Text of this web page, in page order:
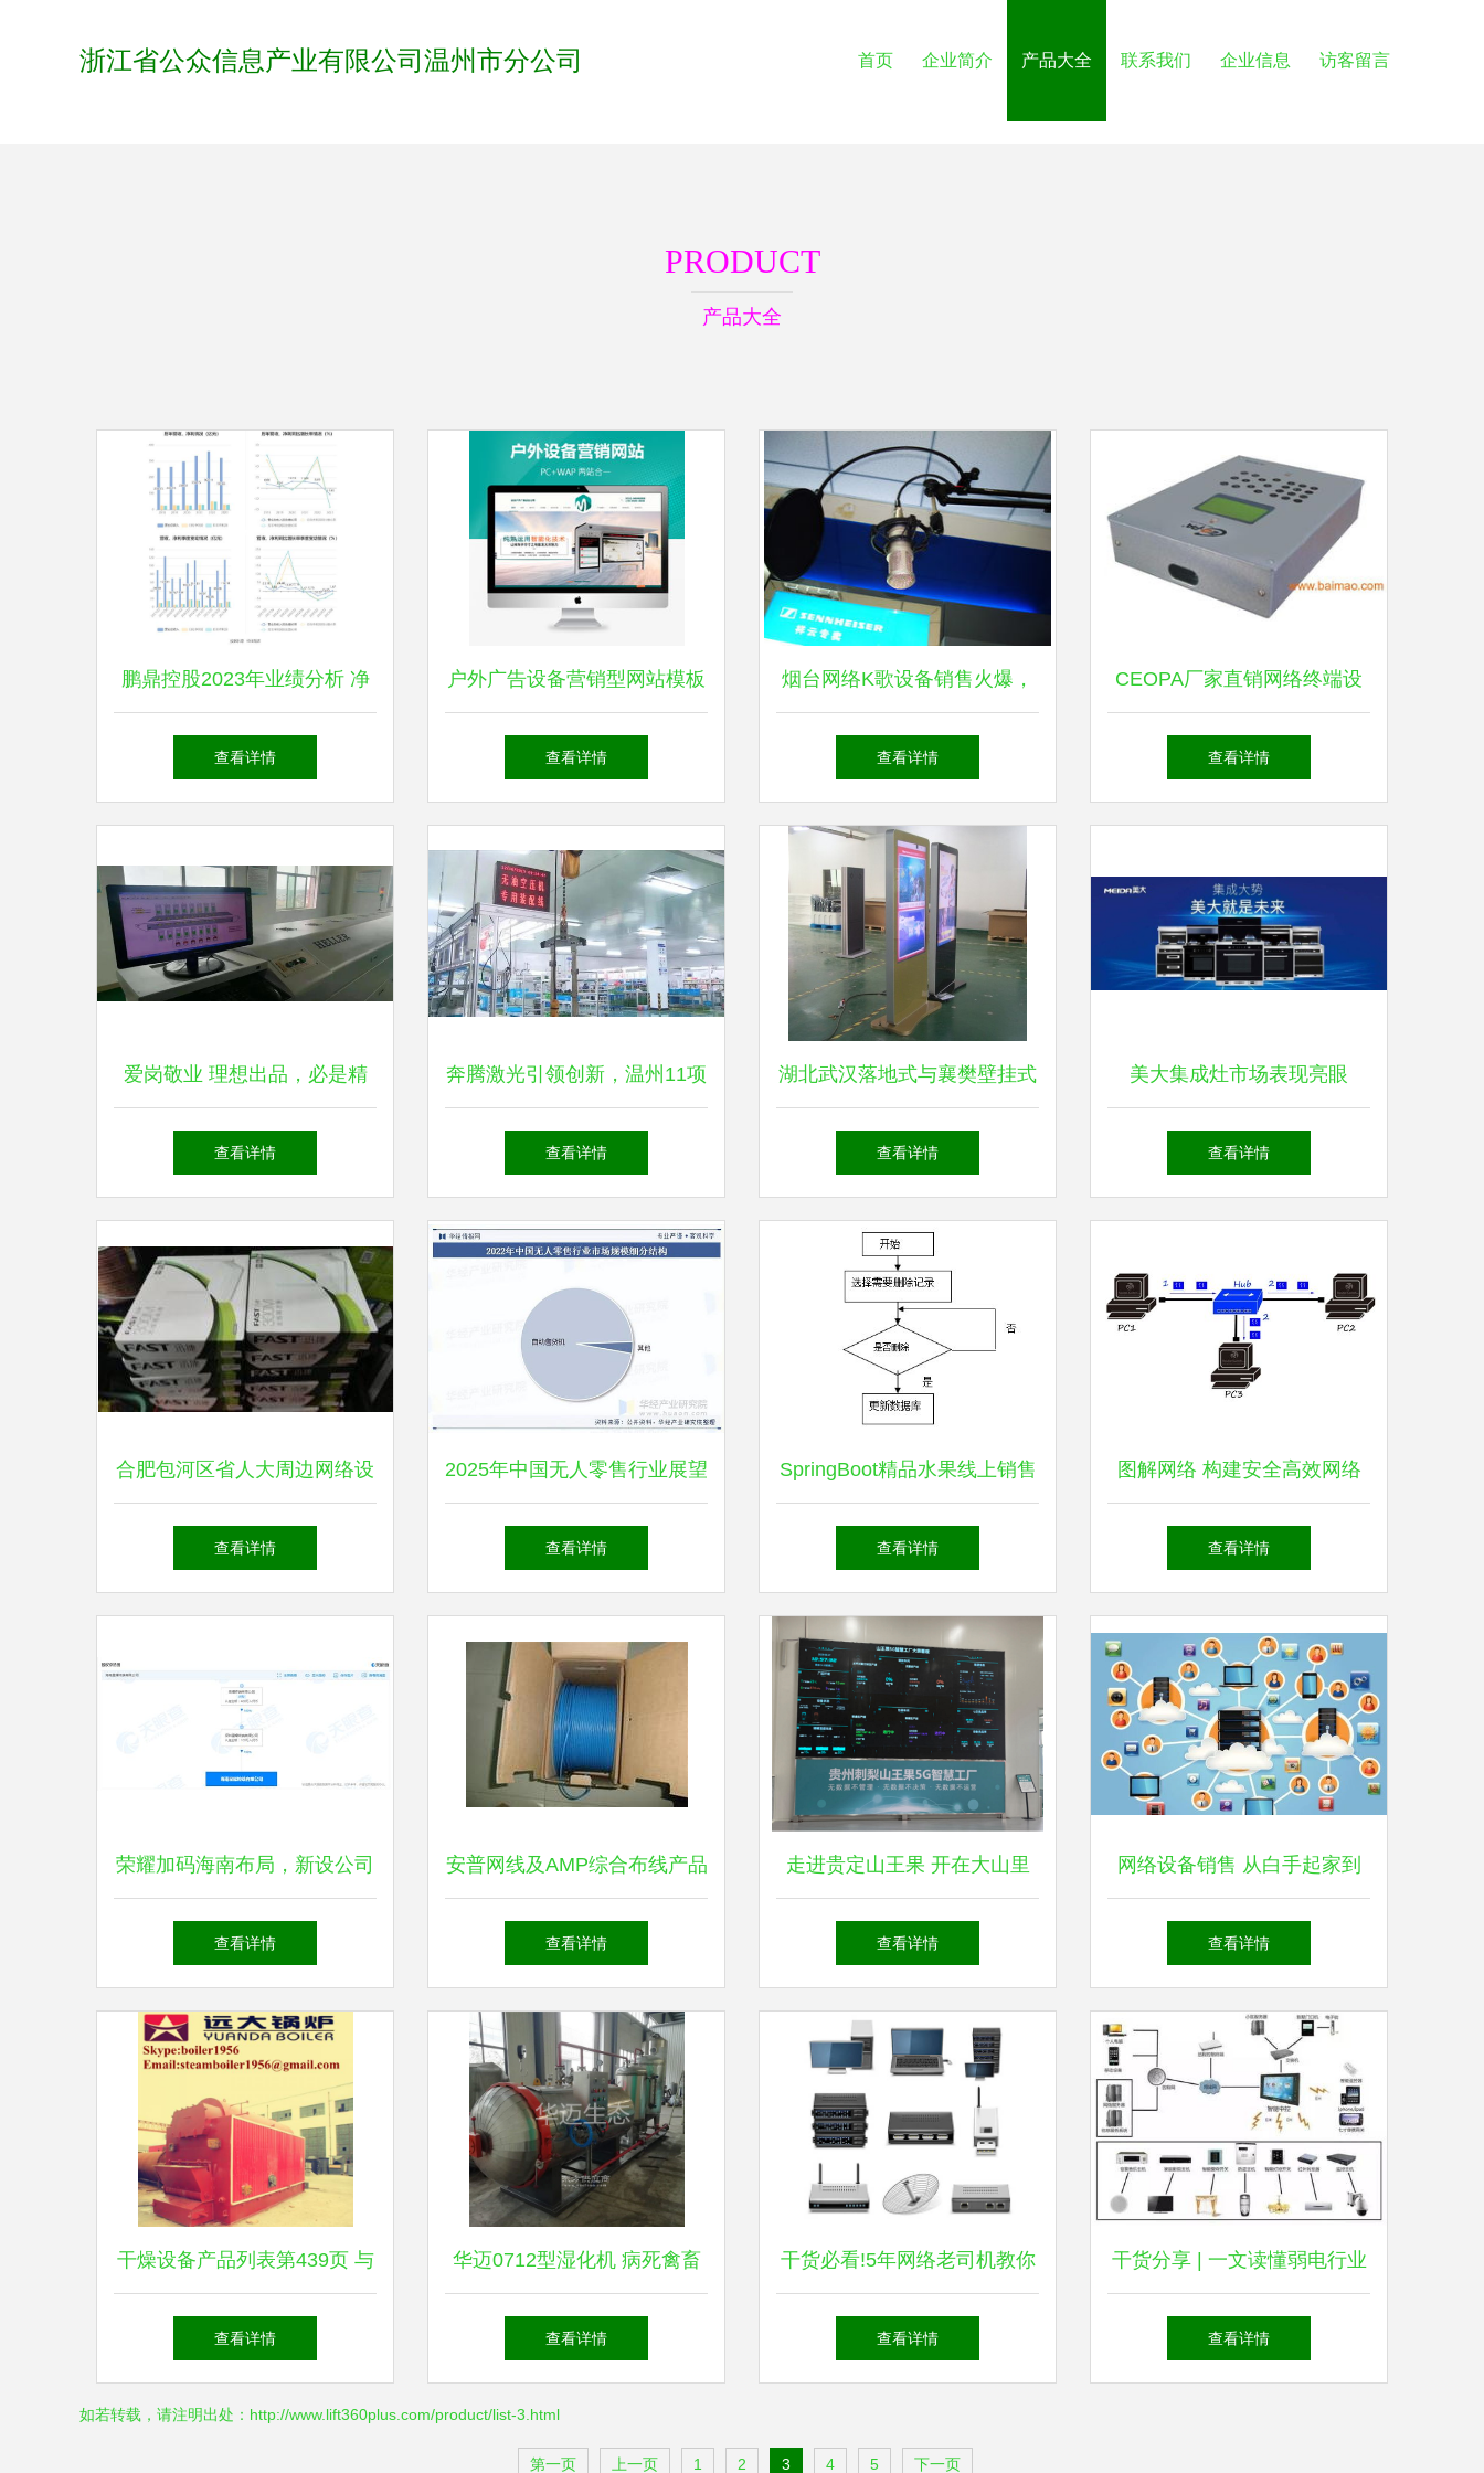
浙江省公众信息产业有限公司温州市分公司 首页 企业简介 产品大全 联系我们 企业信息 访客留言
PRODUCT
产品大全
鹏鼎控股2023年业绩分析 净
利下滑超三成，网络设备销售
查看详情
户外广告设备营销型网站模板
查看详情
烟台网络K歌设备销售火爆，
科技助力成为K歌达人新时尚
查看详情
CEOPA厂家直销网络终端设
备 优质产品，优惠价格，值
查看详情
爱岗敬业 理想出品，必是精
品——期末设备保养与网络设
查看详情
奔腾激光引领创新，温州11项
产品入选省装备制造业重点领
查看详情
湖北武汉落地式与襄樊壁挂式
楼宇广告机高清图片及供应商
查看详情
美大集成灶市场表现亮眼
2021前三季度全渠道销售额位
查看详情
合肥包河区省人大周边网络设
备销售指南 城际分类平台助
查看详情
2025年中国无人零售行业展望
市场规模、市场结构与网络设
查看详情
SpringBoot精品水果线上销售
网站的设计与实现 网络设备
查看详情
图解网络 构建安全高效网络
的必备设备与销售指南
查看详情
荣耀加码海南布局，新设公司
拓展物联网与网络设备销售
查看详情
安普网线及AMP综合布线产品
金牌代理直销，为全球网络设
查看详情
走进贵定山王果 开在大山里
的数实融合之花
查看详情
网络设备销售 从白手起家到
创业成功的偏门小生意
查看详情
干燥设备产品列表第439页 与
网络设备销售 工业制造与信
查看详情
华迈0712型湿化机 病死禽畜
无害化处理的专业解决方案
查看详情
干货必看!5年网络老司机教你
如何组建中小企业网络
查看详情
干货分享 | 一文读懂弱电行业
核心系统拓扑图与网络设备销
查看详情
如若转载，请注明出处：http://www.lift360plus.com/product/list-3.html
第一页 上一页 1 2 3 4 5 下一页